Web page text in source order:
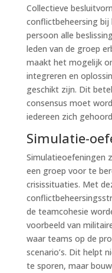
Collectieve
conflictbeheersing bij
persoon alle
leden van de groep
maakt het mogelijk
integreren en
geschikt zijn. Dit
consensus moet
iedereen zich
Simulatie-
Simulatieoefeningen
een groep voor te
crisissituaties. Met
de teamcohesie
voorbeeld van
waar teams op de
scenario’s. Dit helpt
te sporen, maar